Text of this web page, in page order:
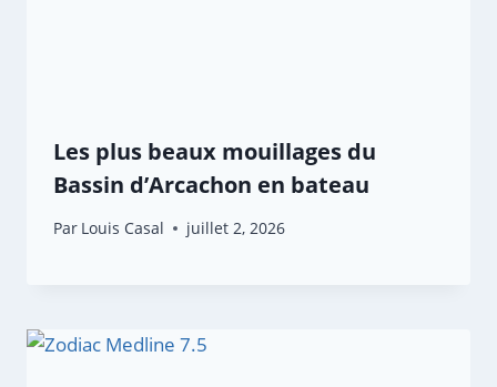
Les plus beaux mouillages du
Bassin d’Arcachon en bateau
Par Louis Casal juillet 2, 2026